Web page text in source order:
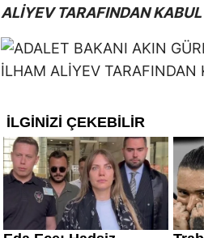
ALİYEV TARAFINDAN